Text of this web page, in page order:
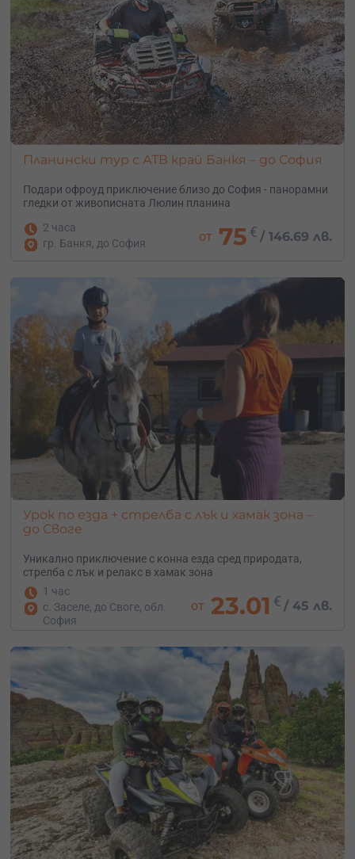
Планински тур с АТВ край Банкя – до София
Подари офроуд приключение близо до София - панорамни
гледки от живописната Люлин планина
2 часа
гр. Банкя, до София
от 75 € /146.69 лв.
Урок по езда + стрелба с лък и хамак зона –
до Своге
Уникално приключение с конна езда сред природата,
стрелба с лък и релакс в хамак зона
1 час
с. Заселе, до Своге, обл.
София
от 23.01 € /45 лв.